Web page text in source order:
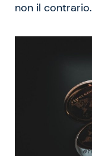
non il contrario.